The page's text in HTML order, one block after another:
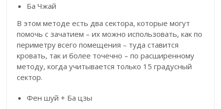
Ба Чжай
В этом методе есть два сектора, которые могут
помочь с зачатием – их можно использовать, как по
периметру всего помещения – туда ставится
кровать, так и более точечно – по расширенному
методу, когда учитывается только 15 градусный
сектор.
Фен шуй + Ба цзы